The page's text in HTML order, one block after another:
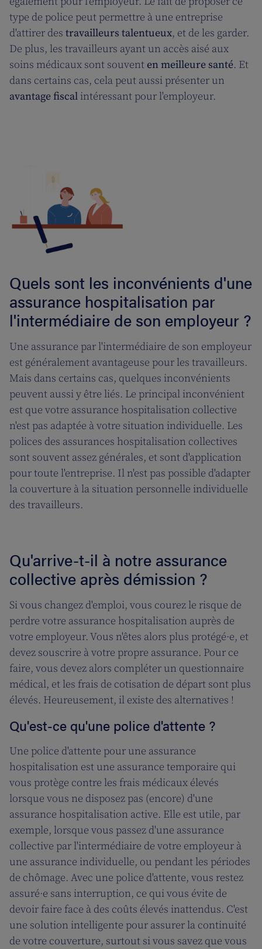
type de police peut permettre à une entreprise
d'attirer des travailleurs talentueux, et de les garder.
De plus, les travailleurs ayant un accès aisé aux
soins médicaux sont souvent en meilleure santé. Et
dans certains cas, cela peut aussi présenter un
avantage fiscal intéressant pour l'employeur.
Quels sont les inconvénients d'une
assurance hospitalisation par
l'intermédiaire de son employeur ?
Une assurance par l'intermédiaire de son employeur
est généralement avantageuse pour les travailleurs.
Mais dans certains cas, quelques inconvénients
peuvent aussi y être liés. Le principal inconvénient
est que votre assurance hospitalisation collective
n'est pas adaptée à votre situation individuelle. Les
polices des assurances hospitalisation collectives
sont souvent assez générales, et sont d'application
pour toute l'entreprise. Il n'est pas possible d'adapter
la couverture à la situation personnelle individuelle
des travailleurs.
Qu'arrive-t-il à notre assurance
collective après démission ?
Si vous changez d'emploi, vous courez le risque de
perdre votre assurance hospitalisation auprès de
votre employeur. Vous n'êtes alors plus protégé·e, et
devez souscrire à votre propre assurance. Pour ce
faire, vous devez alors compléter un questionnaire
médical, et les frais de cotisation de départ sont plus
élevés. Heureusement, il existe des alternatives !
Qu'est-ce qu'une police d'attente ?
Une police d'attente pour une assurance
hospitalisation est une assurance temporaire qui
vous protège contre les frais médicaux élevés
lorsque vous ne disposez pas (encore) d'une
assurance hospitalisation active. Elle est utile, par
exemple, lorsque vous passez d'une assurance
collective par l'intermédiaire de votre employeur à
une assurance individuelle, ou pendant les périodes
de chômage. Avec une police d'attente, vous restez
assuré·e sans interruption, ce qui vous évite de
devoir faire face à des coûts élevés inattendus. C'est
une solution intelligente pour assurer la continuité
de votre couverture, surtout si vous savez que vous